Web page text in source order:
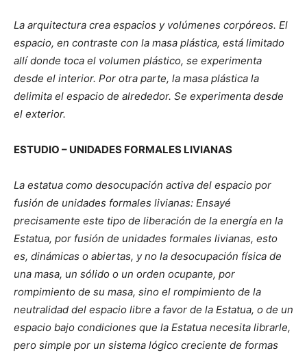
La arquitectura crea espacios y volúmenes corpóreos. El
espacio, en contraste con la masa plástica, está limitado
allí donde toca el volumen plástico, se experimenta
desde el interior. Por otra parte, la masa plástica la
delimita el espacio de alrededor. Se experimenta desde
el exterior.
ESTUDIO – UNIDADES FORMALES LIVIANAS
La estatua como desocupación activa del espacio por
fusión de unidades formales livianas: Ensayé
precisamente este tipo de liberación de la energía en la
Estatua, por fusión de unidades formales livianas, esto
es, dinámicas o abiertas, y no la desocupación física de
una masa, un sólido o un orden ocupante, por
rompimiento de su masa, sino el rompimiento de la
neutralidad del espacio libre a favor de la Estatua, o de un
espacio bajo condiciones que la Estatua necesita librarle,
pero simple por un sistema lógico creciente de formas